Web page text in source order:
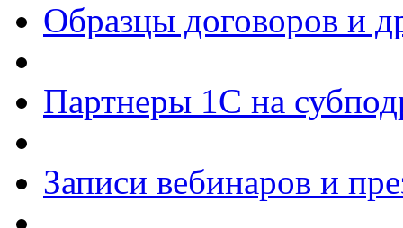
Образцы договоров и
Партнеры 1С на
Записи вебинаров и